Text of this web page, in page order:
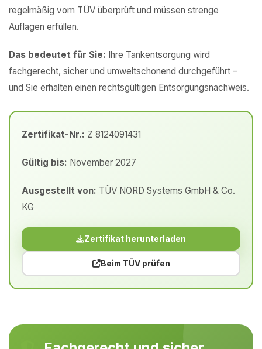
regelmäßig vom TÜV überprüft und müssen strenge
Auflagen erfüllen.
Das bedeutet für Sie: Ihre Tankentsorgung wird
fachgerecht, sicher und umweltschonend durchgeführt –
und Sie erhalten einen rechtsgültigen Entsorgungsnachweis.
Zertifikat-Nr.: Z 8124091431
Gültig bis: November 2027
Ausgestellt von: TÜV NORD Systems GmbH & Co.
KG
Zertifikat herunterladen
Beim TÜV prüfen